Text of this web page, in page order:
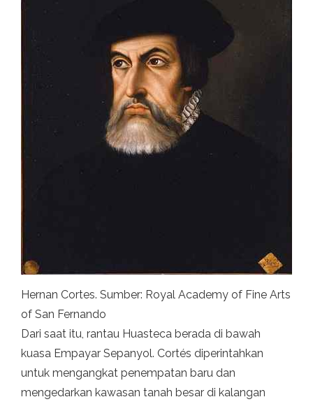
Hernan Cortes. Sumber: Royal Academy of Fine Arts
of San Fernando
Dari saat itu, rantau Huasteca berada di bawah
kuasa Empayar Sepanyol. Cortés diperintahkan
untuk mengangkat penempatan baru dan
mengedarkan kawasan tanah besar di kalangan